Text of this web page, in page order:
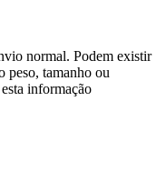
normal. Podem existir
peso, tamanho ou
informação